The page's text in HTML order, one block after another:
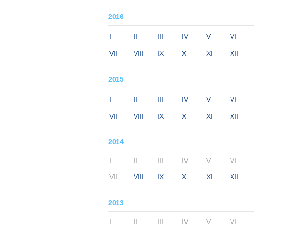
2016
I II III IV V VI
VII VIII IX X XI XII
2015
I II III IV V VI
VII VIII IX X XI XII
2014
I II III IV V VI
VII VIII IX X XI XII
2013
I II III IV V
VI